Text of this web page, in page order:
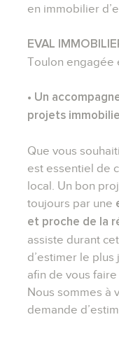
en immobilier
EVAL
Toulon engagée
• Un
projets
Que vous
est essentiel de
local. Un bon
toujours par une
et proche de la
assiste durant
d’estimer le
afin de vous
Nous sommes à
demande